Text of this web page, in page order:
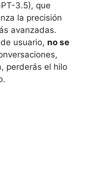
3.5), que
la precisión
avanzadas.
usuario, no se
perderás el hilo